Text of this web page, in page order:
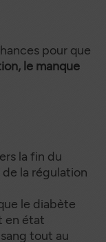
pour que
le manque
la fin du
la régulation
le diabète
en état
tout au